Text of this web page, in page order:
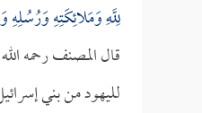
لِلَّهِ وَمَلائِكَتِهِ
قال المصنف رحمه
لليهود من بني